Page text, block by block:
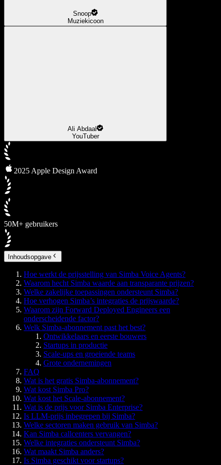
Snoop
Muziekicoon
Ali Abdaal
YouTuber
2025 Apple Design Award
50M+ gebruikers
Inhoudsopgave
Hoe werkt de prijsstelling van Simba Voice Agents?
Waarom hecht Simba waarde aan transparante prijzen?
Welke zakelijke toepassingen ondersteunt Simba?
Hoe verhogen Simba’s integraties de prijswaarde?
Waarom zijn Forward Deployed Engineers een
onderscheidende factor?
Welk Simba-abonnement past het best?
Ontwikkelaars en eerste bouwers
Startups in productie
Scale-ups en groeiende teams
Grote ondernemingen
FAQ
Wat is het gratis Simba-abonnement?
Wat kost Simba Pro?
Wat kost het Scale-abonnement?
Wat is de prijs voor Simba Enterprise?
Is LLM-prijs inbegrepen bij Simba?
Welke sectoren maken gebruik van Simba?
Kan Simba callcenters vervangen?
Welke integraties ondersteunt Simba?
Wat maakt Simba anders?
Is Simba geschikt voor startups?